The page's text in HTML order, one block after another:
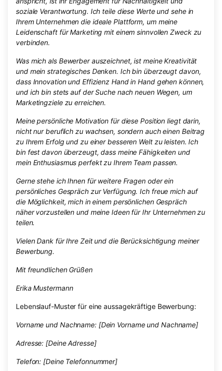
soziale Verantwortung. Ich teile diese Werte und sehe in
Ihrem Unternehmen die ideale Plattform, um meine
Leidenschaft für Marketing mit einem sinnvollen Zweck zu
verbinden.
Was mich als Bewerber auszeichnet, ist meine Kreativität
und mein strategisches Denken. Ich bin überzeugt davon,
dass Innovation und Effizienz Hand in Hand gehen können,
und ich bin stets auf der Suche nach neuen Wegen, um
Marketingziele zu erreichen.
Meine persönliche Motivation für diese Position liegt darin,
nicht nur beruflich zu wachsen, sondern auch einen Beitrag
zu Ihrem Erfolg und zu einer besseren Welt zu leisten. Ich
bin fest davon überzeugt, dass meine Fähigkeiten und
mein Enthusiasmus perfekt zu Ihrem Team passen.
Gerne stehe ich Ihnen für weitere Fragen oder ein
persönliches Gespräch zur Verfügung. Ich freue mich auf
die Möglichkeit, mich in einem persönlichen Gespräch
näher vorzustellen und meine Ideen für Ihr Unternehmen zu
teilen.
Vielen Dank für Ihre Zeit und die Berücksichtigung meiner
Bewerbung.
Mit freundlichen Grüßen
Erika Mustermann
Lebenslauf-Muster für eine aussagekräftige Bewerbung:
Vorname und Nachname: [Dein Vorname und Nachname]
Adresse: [Deine Adresse]
Telefon: [Deine Telefonnummer]